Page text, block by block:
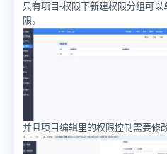
只有项目-权限下新建权限分组可
限。
并且项目编辑里的权限控制需要修